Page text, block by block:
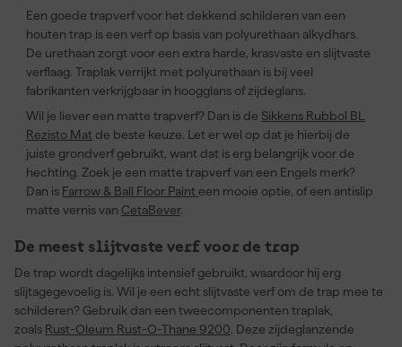
Een goede trapverf voor het dekkend schilderen van een
houten trap is een verf op basis van polyurethaan alkydhars.
De urethaan zorgt voor een extra harde, krasvaste en slijtvaste
verflaag. Traplak verrijkt met polyurethaan is bij veel
fabrikanten verkrijgbaar in hoogglans of zijdeglans.
Wil je liever een matte trapverf? Dan is de Sikkens Rubbol BL
Rezisto Mat de beste keuze. Let er wel op dat je hierbij de
juiste grondverf gebruikt, want dat is erg belangrijk voor de
hechting. Zoek je een matte trapverf van een Engels merk?
Dan is Farrow & Ball Floor Paint een mooie optie, of een antislip
matte vernis van CetaBever.
De meest slijtvaste verf voor de trap
De trap wordt dagelijks intensief gebruikt, waardoor hij erg
slijtagegevoelig is. Wil je een echt slijtvaste verf om de trap mee te
schilderen? Gebruik dan een tweecomponenten traplak,
zoals Rust-Oleum Rust-O-Thane 9200. Deze zijdeglanzende